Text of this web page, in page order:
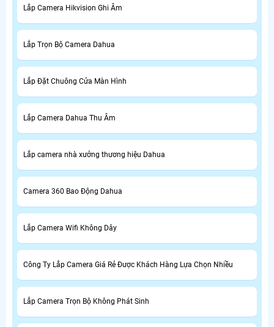
Lắp Camera Hikvision Ghi Âm
Lắp Trọn Bộ Camera Dahua
Lắp Đặt Chuông Cửa Màn Hình
Lắp Camera Dahua Thu Âm
Lắp camera nhà xưởng thương hiệu Dahua
Camera 360 Bao Động Dahua
Lắp Camera Wifi Không Dây
Công Ty Lắp Camera Giá Rẻ Được Khách Hàng Lựa Chọn Nhiều
Lắp Camera Trọn Bộ Không Phát Sinh